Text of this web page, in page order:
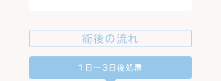
術後の流れ
1日～3日後処置